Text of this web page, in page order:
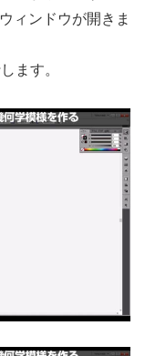
ィンドウが開きま
ます。